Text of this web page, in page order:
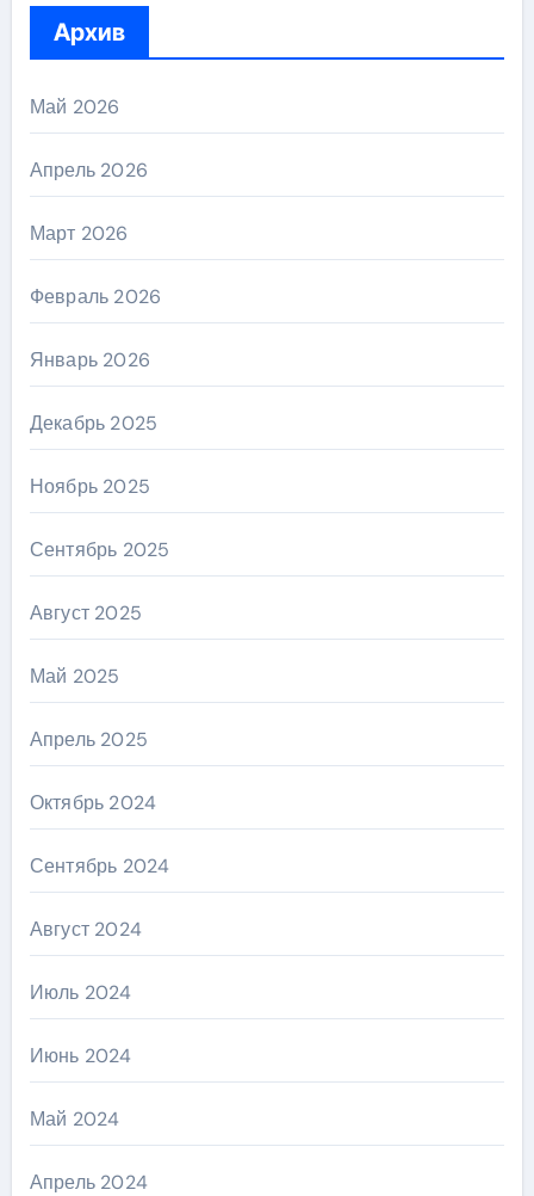
Архив
Май 2026
Апрель 2026
Март 2026
Февраль 2026
Январь 2026
Декабрь 2025
Ноябрь 2025
Сентябрь 2025
Август 2025
Май 2025
Апрель 2025
Октябрь 2024
Сентябрь 2024
Август 2024
Июль 2024
Июнь 2024
Май 2024
Апрель 2024